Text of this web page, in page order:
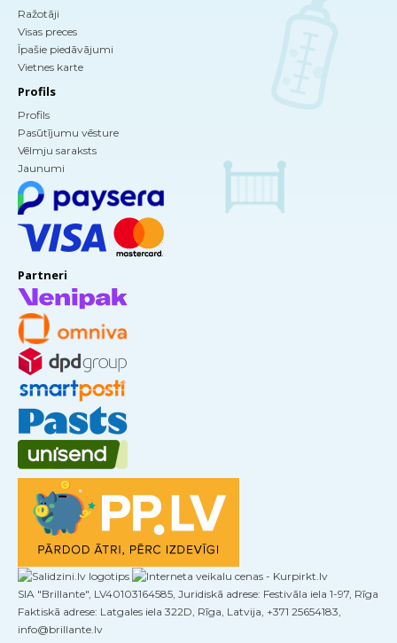
Ražotāji
Visas preces
Īpašie piedāvājumi
Vietnes karte
Profils
Profils
Pasūtījumu vēsture
Vēlmju saraksts
Jaunumi
Partneri
SIA "Brillante", LV40103164585, Juridiskā adrese: Festivāla iela 1-97, Rīga
Faktiskā adrese: Latgales iela 322D, Rīga, Latvija, +371 25654183,
info@brillante.lv